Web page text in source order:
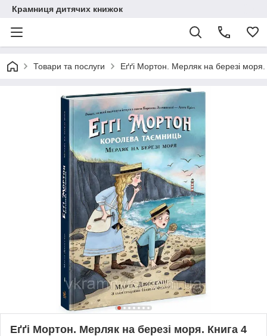
Крамниця дитячих книжок
Товари та послуги Еґґі Мортон. Мерляк на березі моря.
Еґґі Мортон. Мерляк на березі моря. Книга 4